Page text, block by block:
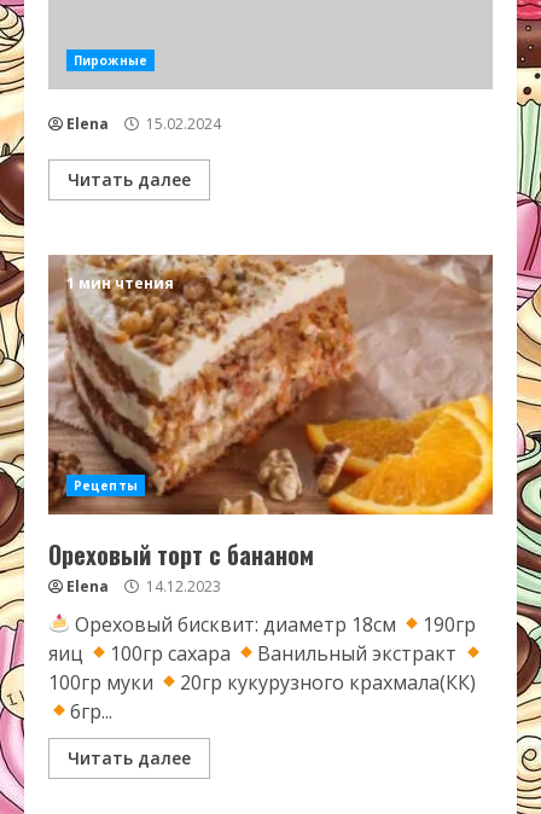
Пирожные
Elena 15.02.2024
Читать далее
1 мин чтения
Рецепты
Ореховый торт с бананом
Elena 14.12.2023
Ореховый бисквит: диаметр 18см
190гр
яиц
100гр сахара
Ванильный экстракт
100гр муки
20гр кукурузного крахмала(КК)
6гр...
Читать далее